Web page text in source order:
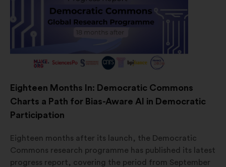
Eighteen Months In: Democratic Commons
Charts a Path for Bias-Aware AI in Democratic
Participation
Eighteen months after its launch, the Democratic
Commons research programme has published its latest
progress report, covering the period from September